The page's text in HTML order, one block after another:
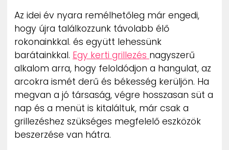
Az idei év nyara remélhetőleg már engedi,
hogy újra találkozzunk távolabb élő
rokonainkkal. és együtt lehessünk
barátainkkal. Egy kerti grillezés nagyszerű
alkalom arra, hogy feloldódjon a hangulat, az
arcokra ismét derű és békesség kerüljön. Ha
megvan a jó társaság, végre hosszasan süt a
nap és a menüt is kitaláltuk, már csak a
grillezéshez szükséges megfelelő eszközök
beszerzése van hátra.